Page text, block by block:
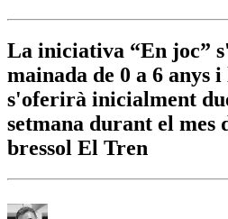
La iniciativa “En joc”
mainada de 0 a 6 anys
s'oferirà inicialment
setmana durant el mes
bressol El Tren